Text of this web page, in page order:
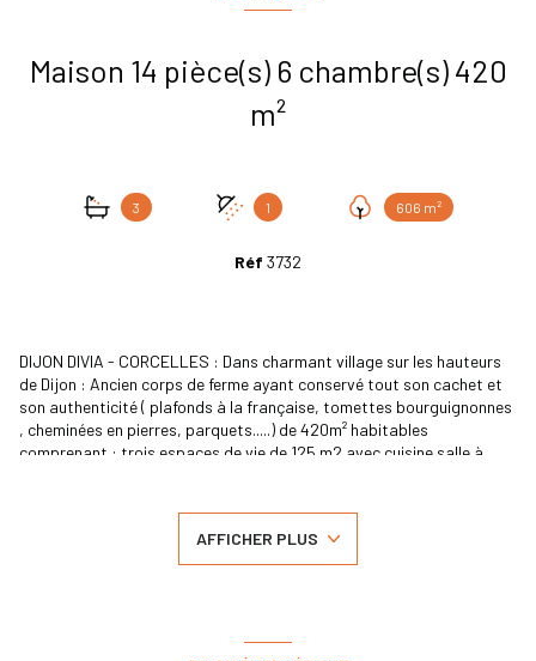
Maison 14 pièce(s) 6 chambre(s) 420
m²
3 1 606 m²
Réf 3732
DIJON DIVIA - CORCELLES : Dans charmant village sur les hauteurs
de Dijon : Ancien corps de ferme ayant conservé tout son cachet et
son authenticité ( plafonds à la française, tomettes bourguignonnes
, cheminées en pierres, parquets.....) de 420m² habitables
comprenant : trois espaces de vie de 125 m2 avec cuisine salle à
chaufferie.Dépendances, garage le tout sur 620m² de terrain clos
avec cour et terrasses. Encore de nombreuses possibilités
d'aménagement . Idéal pour chambres d'hotes ou gîtes, à 10 minutes
AFFICHER PLUS